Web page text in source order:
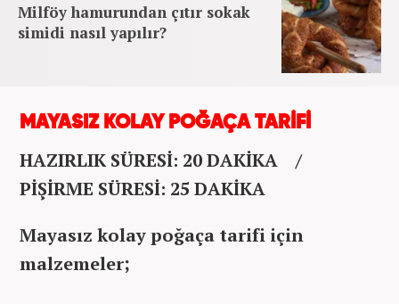
Milföy hamurundan çıtır sokak
simidi nasıl yapılır?
MAYASIZ KOLAY POĞAÇA TARİFİ
HAZIRLIK SÜRESİ: 20 DAKİKA /
PİŞİRME SÜRESİ: 25 DAKİKA
Mayasız kolay poğaça tarifi için
malzemeler;